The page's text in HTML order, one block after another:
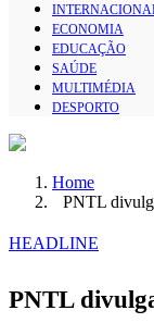
ECONOMIA
EDUCAÇÃO
SAÚDE
MULTIMÉDIA
DESPORTO
Home
PNTL
HEADLINE
PNTL